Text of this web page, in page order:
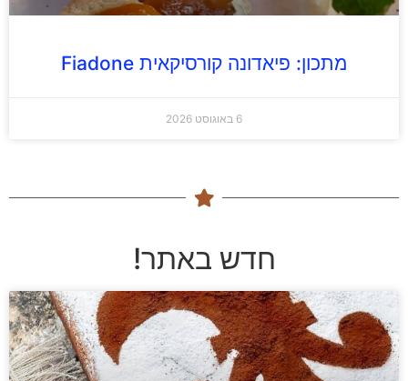
מתכון: פיאדונה קורסיקאית Fiadone
6 באוגוסט 2026
חדש באתר!